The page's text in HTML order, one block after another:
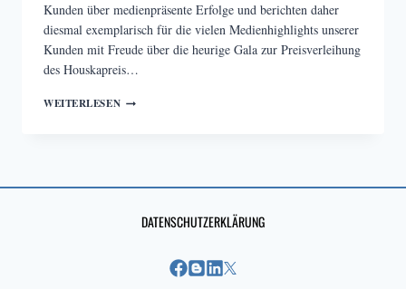
Kunden über medienpräsente Erfolge und berichten daher
diesmal exemplarisch für die vielen Medienhighlights unserer
Kunden mit Freude über die heurige Gala zur Preisverleihung
des Houskapreis…
WEITERLESENHOUSKAPREIS
IS
ÖSTERREICHISCHE
DATENSCHUTZERKLÄRUNG